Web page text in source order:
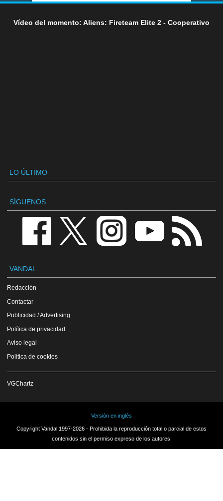
Vídeo del momento: Aliens: Fireteam Elite 2 - Cooperativo
LO ÚLTIMO
SÍGUENOS
VANDAL
Redacción
Contactar
Publicidad / Advertising
Política de privacidad
Aviso legal
Política de cookies
VGChartz
Versión en inglés
Copyright Vandal 1997-2026 - Prohibida la reproducción total o parcial de estos
contenidos sin el permiso expreso de los autores.